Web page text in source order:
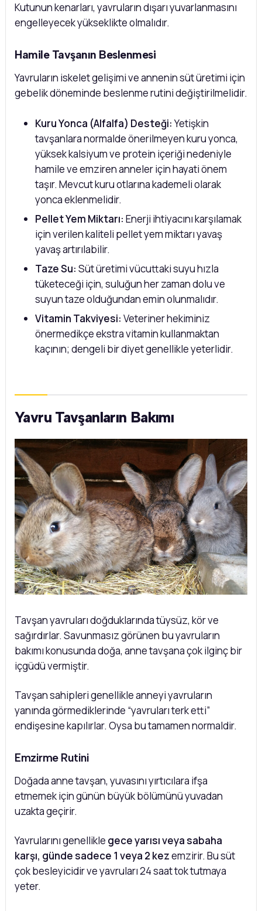
Kutunun kenarları, yavruların dışarı yuvarlanmasını
engelleyecek yükseklikte olmalıdır.
Hamile Tavşanın Beslenmesi
Yavruların iskelet gelişimi ve annenin süt üretimi için
gebelik döneminde beslenme rutini değiştirilmelidir.
Kuru Yonca (Alfalfa) Desteği:Yetişkin
tavşanlara normalde önerilmeyen kuru yonca,
yüksek kalsiyum ve protein içeriği nedeniyle
hamile ve emziren anneler için hayati önem
taşır. Mevcut kuru otlarına kademeli olarak
yonca eklenmelidir.
Pellet Yem Miktarı: Enerji ihtiyacını karşılamak
için verilen kaliteli pellet yem miktarı yavaş
yavaş artırılabilir.
Taze Su: Süt üretimi vücuttaki suyu hızla
tüketeceği için, suluğun her zaman dolu ve
suyun taze olduğundan emin olunmalıdır.
Vitamin Takviyesi: Veteriner hekiminiz
önermedikçe ekstra vitamin kullanmaktan
kaçının; dengeli bir diyet genellikle yeterlidir.
Yavru Tavşanların Bakımı
Tavşan yavruları doğduklarında tüysüz, kör ve
sağırdırlar. Savunmasız görünen bu yavruların
bakımı konusunda doğa, anne tavşana çok ilginç bir
içgüdü vermiştir.
Tavşan sahipleri genellikle anneyi yavruların
yanında görmediklerinde “yavruları terk etti”
endişesine kapılırlar. Oysa bu tamamen normaldir.
Emzirme Rutini
Doğada anne tavşan, yuvasını yırtıcılara ifşa
etmemek için günün büyük bölümünü yuvadan
uzakta geçirir.
Yavrularını genellikle gece yarısı veya sabaha
karşı, günde sadece 1 veya 2 kezemzirir. Bu süt
çok besleyicidir ve yavruları 24 saat tok tutmaya
yeter.